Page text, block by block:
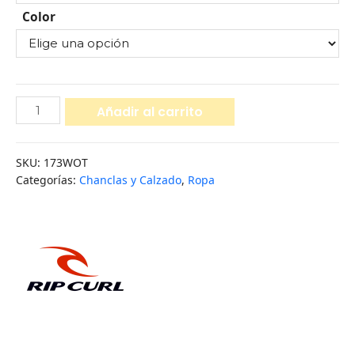
Color
Añadir al carrito
SKU: 173WOT
Categorías: Chanclas y Calzado, Ropa